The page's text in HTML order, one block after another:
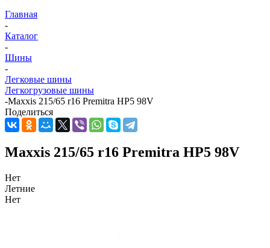
Главная
-
Каталог
-
Шины
-
Легковые шины
Легкогрузовые шины
-Maxxis 215/65 r16 Premitra HP5 98V
Поделиться
Maxxis 215/65 r16 Premitra HP5 98V
Нет
Летние
Нет